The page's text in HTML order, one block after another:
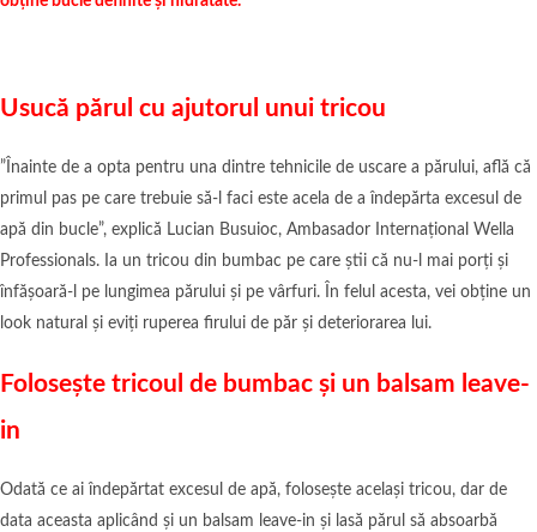
Usucă părul cu ajutorul unui tricou
”Înainte de a opta pentru una dintre tehnicile de uscare a părului, află că
primul pas pe care trebuie să-l faci este acela de a îndepărta excesul de
apă din bucle”, explică Lucian Busuioc, Ambasador Internațional Wella
Professionals. Ia un tricou din bumbac pe care știi că nu-l mai porți și
înfășoară-l pe lungimea părului și pe vârfuri. În felul acesta, vei obține un
look natural și eviți ruperea firului de păr și deteriorarea lui.
Folosește tricoul de bumbac și un balsam leave-
in
Odată ce ai îndepărtat excesul de apă, folosește același tricou, dar de
data aceasta aplicând și un balsam leave-in și lasă părul să absoarbă